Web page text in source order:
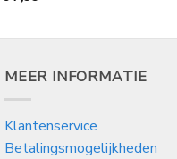
MEER INFORMATIE
Klantenservice
Betalingsmogelijkheden